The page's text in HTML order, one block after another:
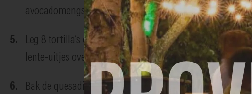
avocadomengsel.
Leg 8 tortilla’s open op een werkblad en schep telkens
lente-uitjes over de tortilla’s. Leg de overige 4 tortilla’s
Bak de quesadilla’s ongeveer 2 à 3 minuten aan elke